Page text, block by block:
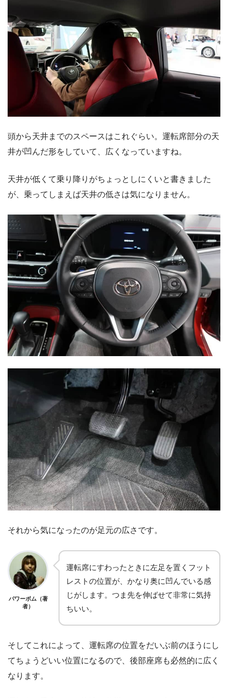
頭から天井までのスペースはこれぐらい。運転席部分の天
井が凹んだ形をしていて、広くなっていますね。
天井が低くて乗り降りがちょっとしにくいと書きました
が、乗ってしまえば天井の低さは気になりません。
それから気になったのが足元の広さです。
パワーボム（著
者）
運転席にすわったときに左足を置くフット
レストの位置が、かなり奥に凹んでいる感
じがします。つま先を伸ばせて非常に気持
ちいい。
そしてこれによって、運転席の位置をだいぶ前のほうにし
てちょうどいい位置になるので、後部座席も必然的に広く
なります。